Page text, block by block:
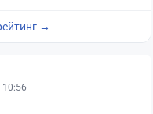
→
10:56